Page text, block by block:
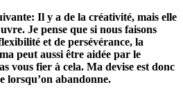
Il y a de la créativité, mais elle
Je pense que si nous faisons
et de persévérance, la
peut aussi être aidée par le
vous fier à cela. Ma devise est donc
lorsqu’on abandonne.